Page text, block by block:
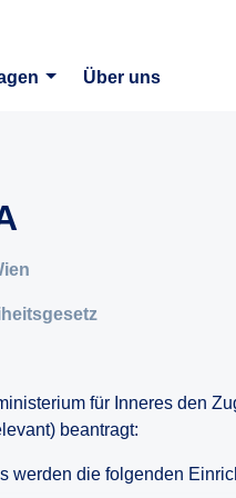
Über uns
für Inneres den
beantragt:
werden die folgenden